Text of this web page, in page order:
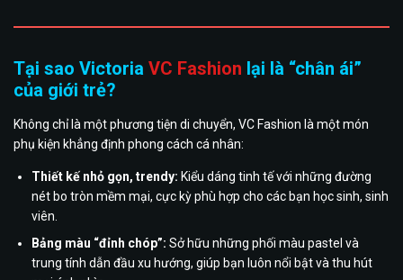
Tại sao Victoria VC Fashion lại là “chân ái”
của giới trẻ?
Không chỉ là một phương tiện di chuyển, VC Fashion là một món
phụ kiện khẳng định phong cách cá nhân:
Thiết kế nhỏ gọn, trendy: Kiểu dáng tinh tế với những đường
nét bo tròn mềm mại, cực kỳ phù hợp cho các bạn học sinh, sinh
viên.
Bảng màu “đỉnh chóp”: Sở hữu những phối màu pastel và
trung tính dẫn đầu xu hướng, giúp bạn luôn nổi bật và thu hút